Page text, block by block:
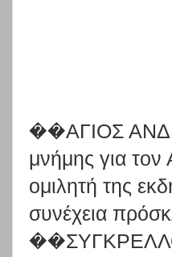
��ΑΓΙΟΣ
μνήμης για τον
ομιλητή της
συνέχεια
��ΣΥΓΚΡΕΛΛΟ